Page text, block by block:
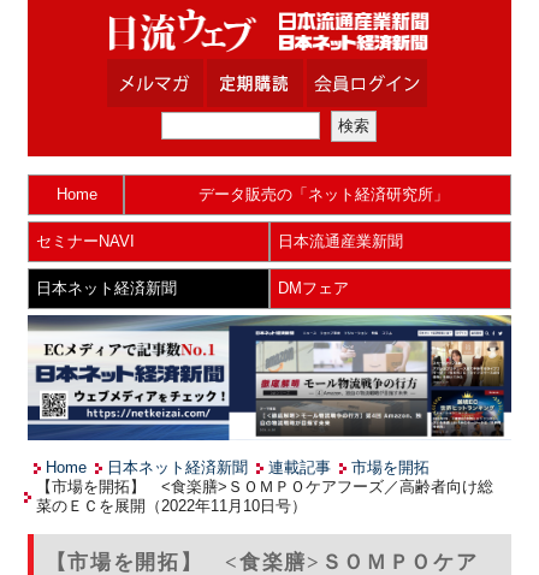
Home データ販売の「ネット経済研究所」
セミナーNAVI 日本流通産業新聞
日本ネット経済新聞 DMフェア
Home 日本ネット経済新聞 連載記事
市場を開拓
【市場を開拓】 <食楽膳>ＳＯＭＰＯケアフーズ／高齢者向け総
菜のＥＣを展開（2022年11月10日号）
【市場を開拓】 <食楽膳>ＳＯＭＰＯケア